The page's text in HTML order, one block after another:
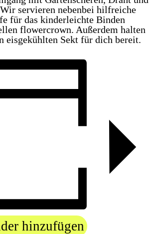
servieren nebenbei hilfreiche
für das kinderleichte Binden
flowercrown. Außerdem halten
eisgekühlten Sekt für dich bereit.
hinzufügen